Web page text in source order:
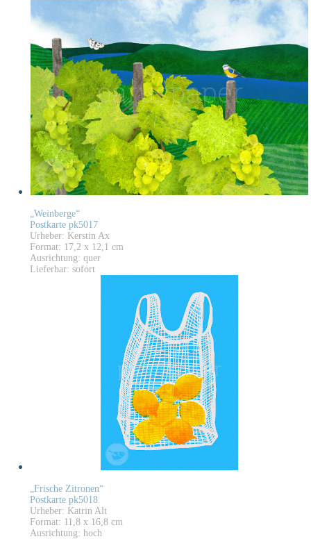
„Weinberge“
Postkarte pk5017
Urheber: Kerstin Ax
Format: 17,2 x 12,1 cm
Ausrichtung: quer
Lieferbar: sofort
„Frische Zitronen“
Postkarte pk5018
Urheber: Katrin Alt
Format: 11,8 x 16,8 cm
Ausrichtung: hoch